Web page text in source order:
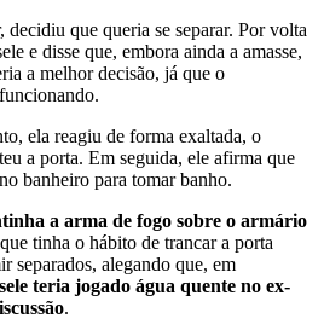
que queria se separar. Por volta
e disse que, embora ainda a amasse,
a melhor decisão, já que o
ela reagiu de forma exaltada, o
a porta. Em seguida, ele afirma que
banheiro para tomar banho.
a arma de fogo sobre o armário
tinha o hábito de trancar a porta
separados, alegando que, em
teria jogado água quente no ex-
.